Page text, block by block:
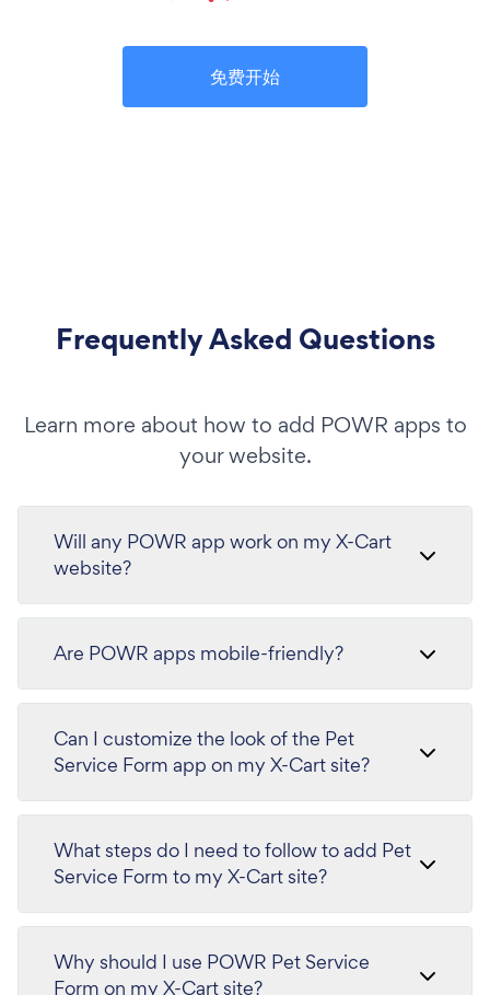
免费开始
Frequently Asked Questions
Learn more about how to add POWR apps to
your website.
Will any POWR app work on my X-Cart
website?
Are POWR apps mobile-friendly?
Can I customize the look of the Pet
Service Form app on my X-Cart site?
What steps do I need to follow to add Pet
Service Form to my X-Cart site?
Why should I use POWR Pet Service
Form on my X-Cart site?